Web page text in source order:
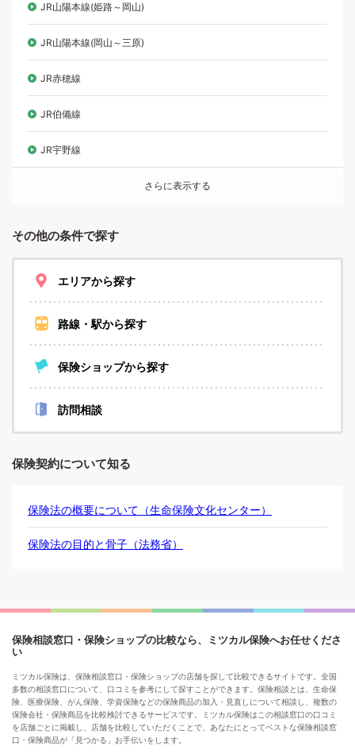
JR山陽本線(姫路～岡山)
JR山陽本線(岡山～三原)
JR赤穂線
JR伯備線
JR宇野線
さらに表示する
その他の条件で探す
エリアから探す
路線・駅から探す
保険ショップから探す
訪問相談
保険契約について知る
保険法の概要について（生命保険文化センター）
保険法の目的と骨子（法務省）
保険相談窓口・保険ショップの比較なら、ミツカル保険へお任せくださ
い
ミツカル保険は、保険相談窓口・保険ショップの店舗を探して比較できるサイトです。全国
多数の相談窓口について、口コミを参考にして探すことができます。保険相談とは、生命保
険、医療保険、がん保険、学資保険などの保険商品の加入・見直しについて相談し、複数の
保険会社・保険商品を比較検討できるサービスです。ミツカル保険はこの相談窓口の口コミ
を店舗ごとに掲載し、店舗を比較していただくことで、あなたにとってベストな保険相談窓
口・保険商品が「見つかる」お手伝いをします。